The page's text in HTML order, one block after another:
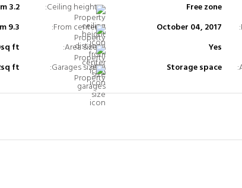
Ceiling height:
3.2 m
Free zone
From center:
9.3 m
October 04, 2017
Area size:
ft
Yes
Garages size:
ft Storage space